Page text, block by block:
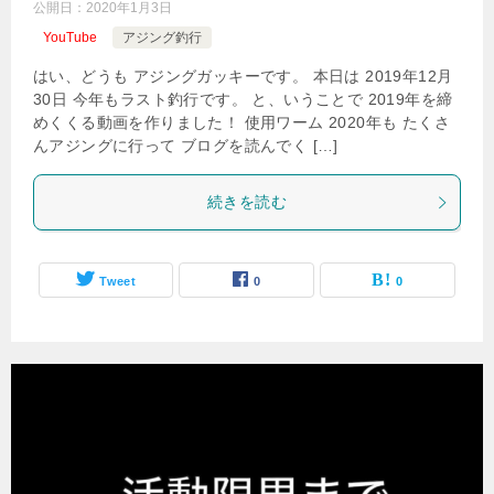
公開日： 2020年1月3日
YouTube
アジング釣行
はい、どうも アジングガッキーです。 本日は 2019年12月
30日 今年もラスト釣行です。 と、いうことで 2019年を締
めくくる動画を作りました！ 使用ワーム 2020年も たくさ
んアジングに行って ブログを読んでく […]
続きを読む
Tweet 0 0